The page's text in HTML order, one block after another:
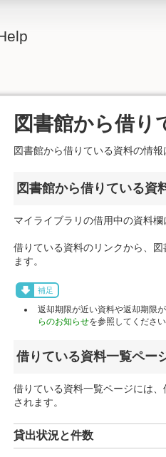
図書館から借り
図書館から借りている資料の情
図書館から借りている資
マイライブラリの借用中の資料
借りている資料のリンクから、
ます。
補足
返却期限が近い資料や返却期限
らのお知らせを参照してください
借りている資料一覧ペー
借りている資料一覧ページには
されます。
貸出状況と件数